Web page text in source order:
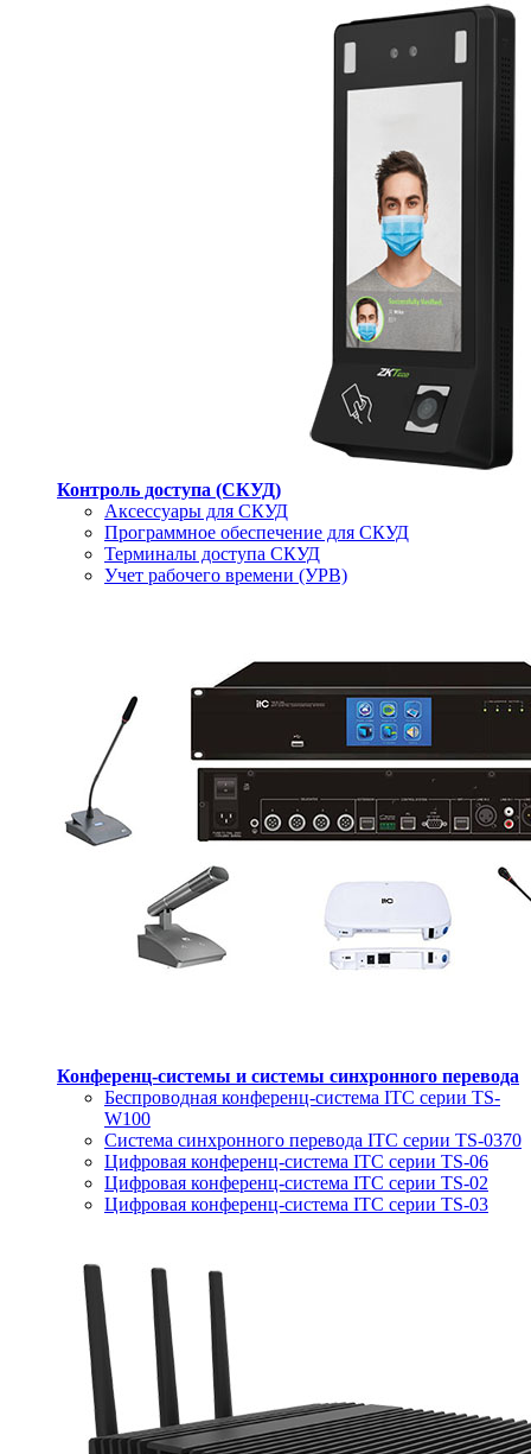
Контроль доступа (СКУД)
Аксессуары для СКУД
Программное обеспечение для СКУД
Терминалы доступа СКУД
Учет рабочего времени (УРВ)
Конференц-системы и системы синхронного перевода
Беспроводная конференц-система ITC серии TS-
W100
Система синхронного перевода ITC серии TS-0370
Цифровая конференц-система ITC серии TS-06
Цифровая конференц-система ITC серии TS-02
Цифровая конференц-система ITC серии TS-03